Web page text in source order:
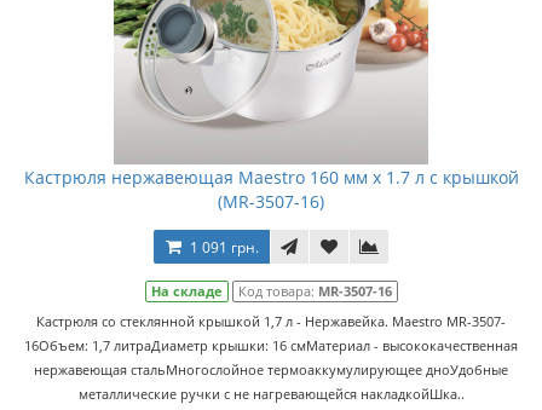
Кастрюля нержавеющая Maestro 160 мм x 1.7 л с крышкой
(MR-3507-16)
1 091 грн.
На складе Код товара: MR-3507-16
Кастрюля со стеклянной крышкой 1,7 л - Нержавейка. Maestro MR-3507-
16Объем: 1,7 литраДиаметр крышки: 16 смМатериал - высококачественная
нержавеющая стальМногослойное термоаккумулирующее дноУдобные
металлические ручки с не нагревающейся накладкойШка..